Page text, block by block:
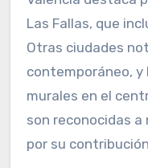
arte, influyendo en
contemporánea.
¿En qué
encontrar
famosos?
Los murales más